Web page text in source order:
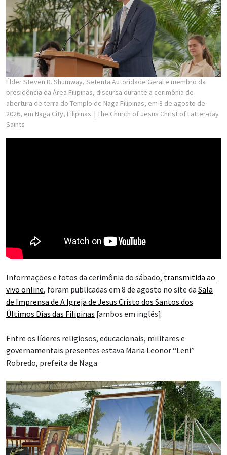
Élder Steven D. Shumway, Setenta Autoridade Geral e membro da
presidência da Área Filipinas, discursa durante a cerimônia de
abertura de terra do Templo de Naga Filipinas, em 8 de agosto de
2026, em Naga City, Filipinas. | The Church of Jesus Christ of Latter-day
Saints
Informações e fotos da cerimônia do sábado, transmitida ao
vivo online, foram publicadas em 8 de agosto no site da Sala
de Imprensa de A Igreja de Jesus Cristo dos Santos dos
Últimos Dias das Filipinas [ambos em inglês].
Entre os líderes religiosos, educacionais, militares e
governamentais presentes estava Maria Leonor “Leni”
Robredo, prefeita de Naga.